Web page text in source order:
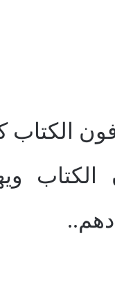
الكتاب
الكتاب